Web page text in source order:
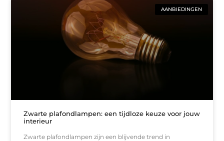
AANBIEDINGEN
Zwarte plafondlampen: een tijdloze keuze voor jouw
interieur
Zwarte plafondlampen zijn een blijvende trend in